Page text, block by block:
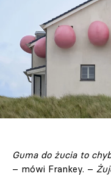
Guma do żucia to
– mówi Frankey. –